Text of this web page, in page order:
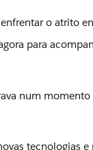
o atrito
para
num momento
tecnologias e